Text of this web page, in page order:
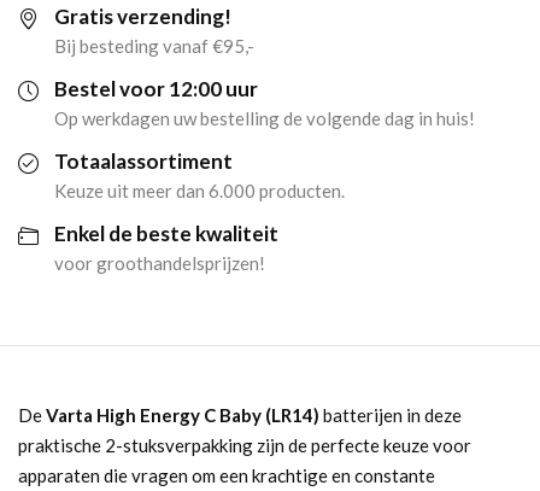
Batterijen
LR14
(6x2
stuks)
aantal
Gratis verzending!
Bij besteding vanaf €95,-
Bestel voor 12:00 uur
Op werkdagen uw bestelling de volgende dag in huis!
Totaalassortiment
Keuze uit meer dan 6.000 producten.
Enkel de beste kwaliteit
voor groothandelsprijzen!
DeVarta High Energy C Baby (LR14) batterijen in deze
praktische 2-stuksverpakking zijn de perfecte keuze voor
apparaten die vragen om een krachtige en constante